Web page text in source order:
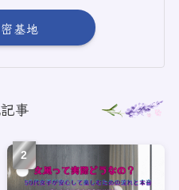
基地
事